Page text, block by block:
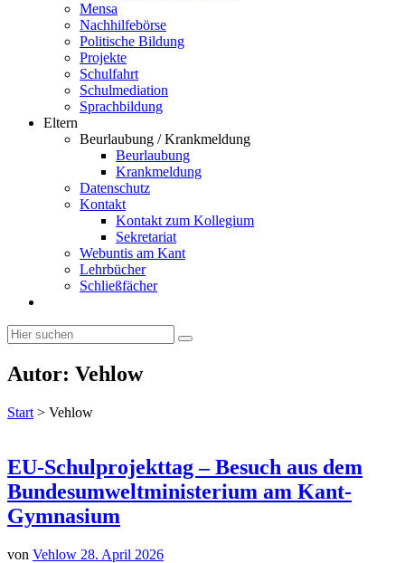
Mensa
Nachhilfebörse
Politische Bildung
Projekte
Schulfahrt
Schulmediation
Sprachbildung
Eltern
Beurlaubung / Krankmeldung
Beurlaubung
Krankmeldung
Datenschutz
Kontakt
Kontakt zum Kollegium
Sekretariat
Webuntis am Kant
Lehrbücher
Schließfächer
Autor: Vehlow
Start > Vehlow
EU-Schulprojekttag – Besuch aus dem
Bundesumweltministerium am Kant-
Gymnasium
von Vehlow 28. April 2026